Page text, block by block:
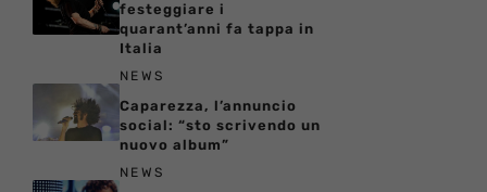
festeggiare i
quarant’anni fa tappa in
Italia
NEWS
Caparezza, l’annuncio
social: “sto scrivendo un
nuovo album”
NEWS